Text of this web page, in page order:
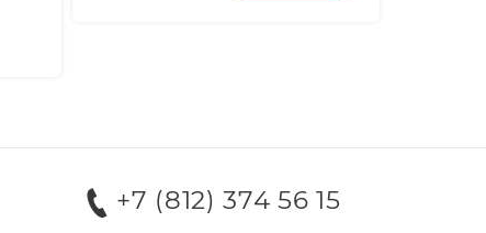
+7 (812) 374 56 15